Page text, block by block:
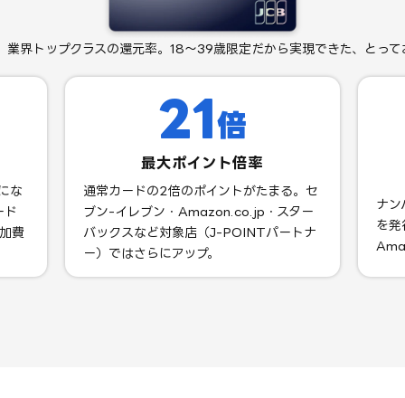
業界トップクラスの還元率。18〜39歳限定だから実現できた、とって
な
ド
費
21倍
最大ポイント倍率
通常カードの2倍のポイントがたまる。セ
ブン-イレブン・Amazon.co.jp・スター
バックスなど対象店（J-POINTパートナ
ー）ではさらにアップ。
ナン
を発